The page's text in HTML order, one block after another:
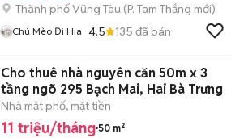
Thành phố Vũng Tàu (P. Tam Thắng mới)
Chú Mèo Đi Hia 4.5 135 đã bán
Cho thuê nhà nguyên căn 50m x 3
tầng ngõ 295 Bạch Mai, Hai Bà Trưng
Nhà mặt phố, mặt tiền
11 triệu/tháng 50 m²